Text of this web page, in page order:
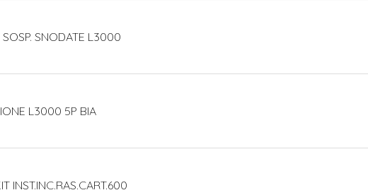
SOSP. SNODATE L3000
L3000 5P BIA
INST.INC.RAS.CART.600